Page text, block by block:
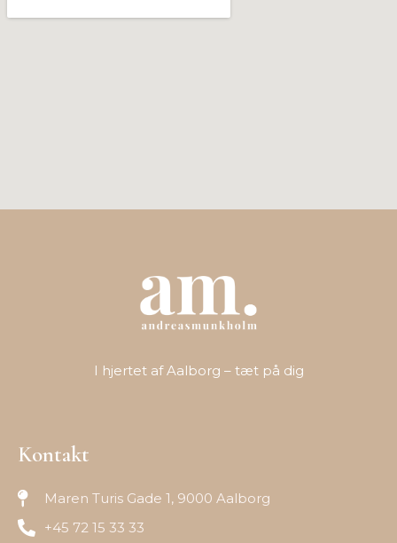
I hjertet af Aalborg – tæt på dig
Kontakt
Maren Turis Gade 1, 9000 Aalborg
+45 72 15 33 33